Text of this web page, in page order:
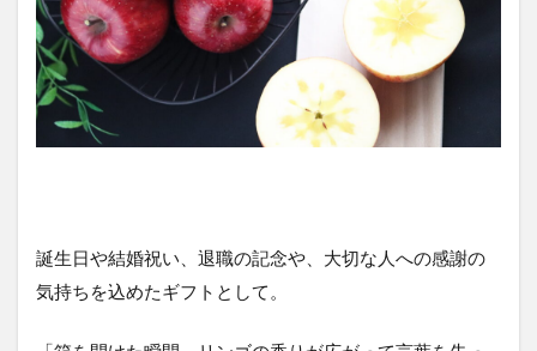
誕生日や結婚祝い、退職の記念や、大切な人への感謝の
気持ちを込めたギフトとして。